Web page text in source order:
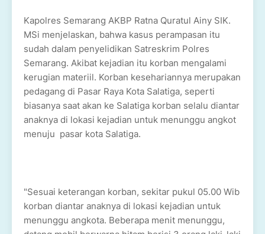
Kapolres Semarang AKBP Ratna Quratul Ainy SIK.
MSi menjelaskan, bahwa kasus perampasan itu
sudah dalam penyelidikan Satreskrim Polres
Semarang. Akibat kejadian itu korban mengalami
kerugian materiil. Korban kesehariannya merupakan
pedagang di Pasar Raya Kota Salatiga, seperti
biasanya saat akan ke Salatiga korban selalu diantar
anaknya di lokasi kejadian untuk menunggu angkot
menuju pasar kota Salatiga.
"Sesuai keterangan korban, sekitar pukul 05.00 Wib
korban diantar anaknya di lokasi kejadian untuk
menunggu angkota. Beberapa menit menunggu,